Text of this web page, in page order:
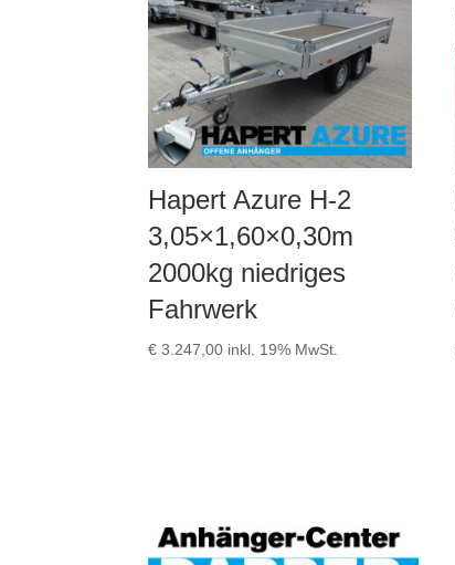
Hapert Azure H-2
3,05×1,60×0,30m
2000kg niedriges
Fahrwerk
€ 3.247,00 inkl. 19% MwSt.